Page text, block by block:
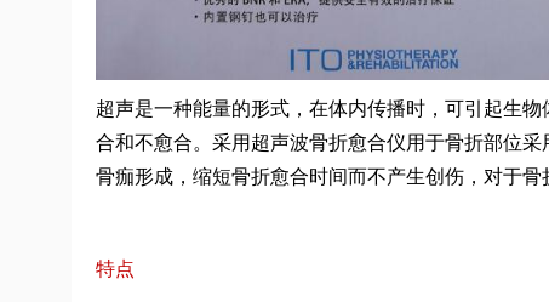
超声是一种能量的形式，在体内传播时，可引起生
合和不愈合。采用超声波骨折愈合仪用于骨折部位
骨痂形成，缩短骨折愈合时间而不产生创伤，对于骨
特点